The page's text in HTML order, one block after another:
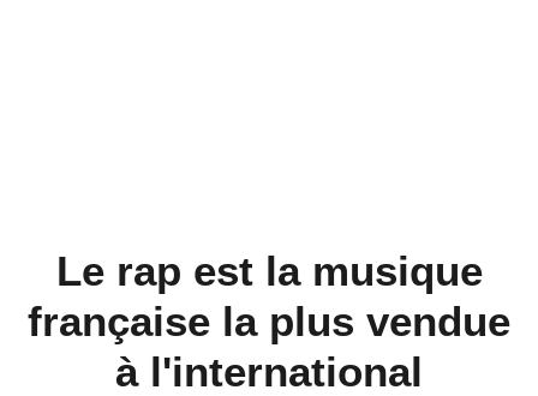
Le rap est la musique
française la plus vendue
à l'international